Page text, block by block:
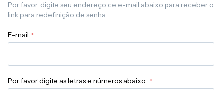
Por favor, digite seu endereço de e-mail abaixo para receber o
link para redefinição de senha.
E-mail
Por favor digite as letras e números abaixo